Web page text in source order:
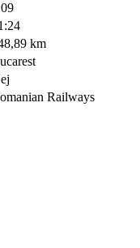
km
Railways
©OpenStreetMapcontributors